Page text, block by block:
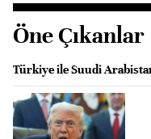
Öne Çıkanlar
Türkiye ile Suudi